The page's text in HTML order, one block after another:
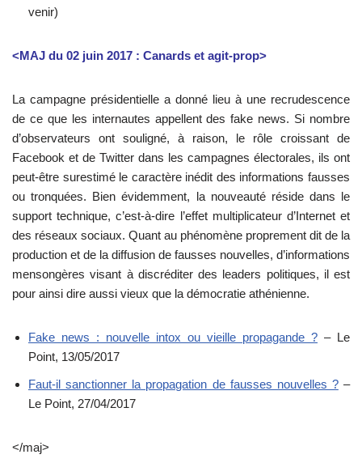
venir)
<MAJ du 02 juin 2017 : Canards et agit-prop>
La campagne présidentielle a donné lieu à une recrudescence
de ce que les internautes appellent des fake news. Si nombre
d’observateurs ont souligné, à raison, le rôle croissant de
Facebook et de Twitter dans les campagnes électorales, ils ont
peut-être surestimé le caractère inédit des informations fausses
ou tronquées. Bien évidemment, la nouveauté réside dans le
support technique, c’est-à-dire l’effet multiplicateur d’Internet et
des réseaux sociaux. Quant au phénomène proprement dit de la
production et de la diffusion de fausses nouvelles, d’informations
mensongères visant à discréditer des leaders politiques, il est
pour ainsi dire aussi vieux que la démocratie athénienne.
Fake news : nouvelle intox ou vieille propagande ? – Le
Point, 13/05/2017
Faut-il sanctionner la propagation de fausses nouvelles ?–
Le Point, 27/04/2017
</maj>